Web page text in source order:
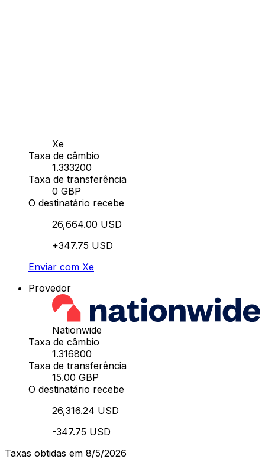
Xe
Taxa de câmbio
1.333200
Taxa de transferência
0 GBP
O destinatário recebe
26,664.00 USD
+347.75 USD
Enviar com Xe
Provedor
Nationwide
Taxa de câmbio
1.316800
Taxa de transferência
15.00 GBP
O destinatário recebe
26,316.24 USD
-347.75 USD
Taxas obtidas em 8/5/2026